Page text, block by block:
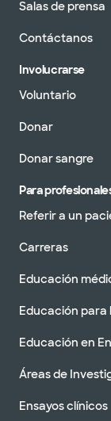
Salas de prensa
Contáctanos
Involucrarse
Voluntario
Donar
Donar sangre
Para
Referir a un
Carreras
Educación
Educación para
Educación en
Áreas de
Ensayos clínicos